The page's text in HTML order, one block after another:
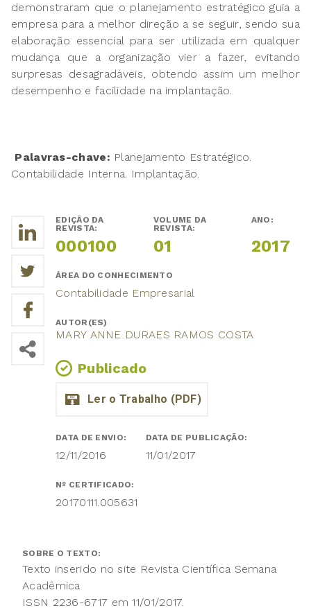
demonstraram que o planejamento estratégico guia a
empresa para a melhor direção a se seguir, sendo sua
elaboração essencial para ser utilizada em qualquer
mudança que a organização vier a fazer, evitando
surpresas desagradáveis, obtendo assim um melhor
desempenho e facilidade na implantação.
Palavras-chave: Planejamento Estratégico.
Contabilidade Interna. Implantação.
EDIÇÃO DA
REVISTA:
000100
VOLUME DA
REVISTA:
01
ANO:
2017
ÁREA DO CONHECIMENTO
Contabilidade Empresarial
AUTOR(ES)
MARY ANNE DURAES RAMOS COSTA
Publicado
DATA DE ENVIO:
12/11/2016
DATA DE PUBLICAÇÃO:
11/01/2017
Nº CERTIFICADO:
20170111.005631
SOBRE O TEXTO:
Texto inserido no site Revista Científica Semana
Acadêmica
ISSN 2236-6717 em 11/01/2017.